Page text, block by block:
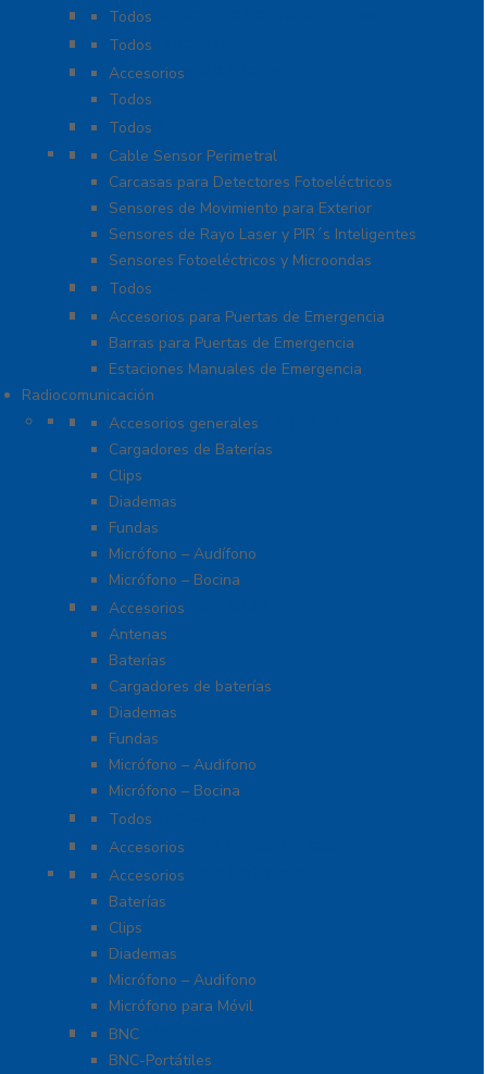
Protección Contra Sobretensiones
Todos
Videoverificación
Todos
Generadores de Niebla
Accesorios
Todos
Teclados
Todos
Protección Perimetral
Cable Sensor Perimetral
Carcasas para Detectores Fotoeléctricos
Sensores de Movimiento para Exterior
Sensores de Rayo Laser y PIR´s Inteligentes
Sensores Fotoeléctricos y Microondas
Señalamientos
Todos
Sistemas de Emergencia
Accesorios para Puertas de Emergencia
Barras para Puertas de Emergencia
Estaciones Manuales de Emergencia
Radiocomunicación
Accesorios para Hytera (HYT)
Accesorios generales
Cargadores de Baterías
Clips
Diademas
Fundas
Micrófono – Audífono
Micrófono – Bocina
Accesorios para ICOM
Accesorios
Antenas
Baterías
Cargadores de baterías
Diademas
Fundas
Micrófono – Audifono
Micrófono – Bocina
Radios Amateur
Todos
Accesorios para Otras Marcas
Accesorios
Accesorios Para Motorola
Accesorios
Baterías
Clips
Diademas
Micrófono – Audifono
Micrófono para Móvil
Adaptadores
BNC
BNC-Portátiles